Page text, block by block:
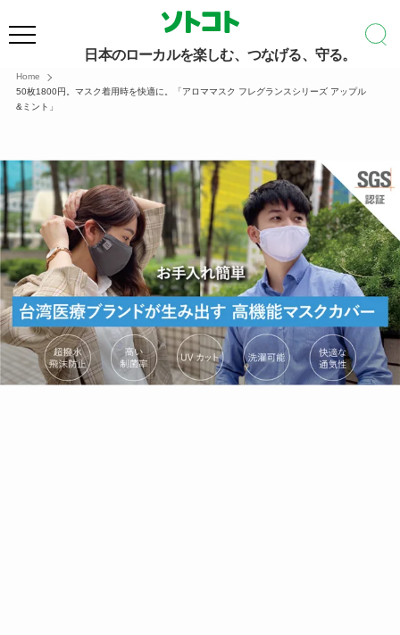
日本のローカルを楽しむ、つなげる、守る。
Home
50枚1800円。マスク着用時を快適に。「アロママスク フレグランスシリーズ アップル
&ミント」